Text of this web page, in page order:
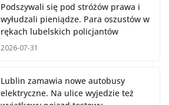
Podszywali się pod stróżów prawa i
wyłudzali pieniądze. Para oszustów w
rękach lubelskich policjantów
2026-07-31
Lublin zamawia nowe autobusy
elektryczne. Na ulice wyjedzie też